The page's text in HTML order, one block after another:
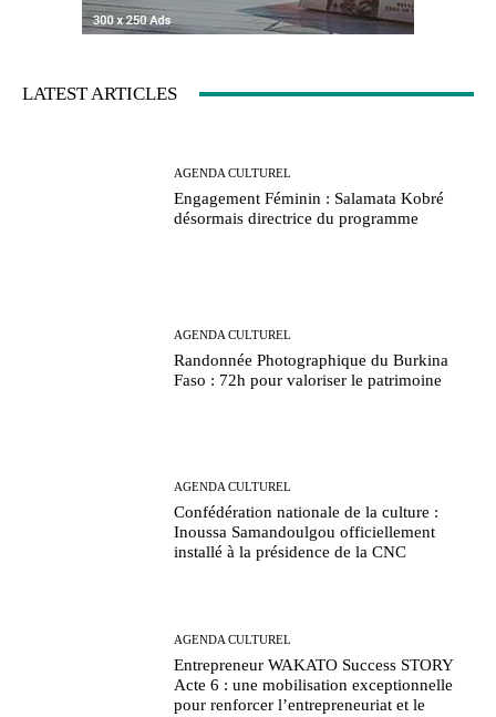
LATEST ARTICLES
AGENDA CULTUREL
Engagement Féminin : Salamata Kobré
désormais directrice du programme
AGENDA CULTUREL
Randonnée Photographique du Burkina
Faso : 72h pour valoriser le patrimoine
AGENDA CULTUREL
Confédération nationale de la culture :
Inoussa Samandoulgou officiellement
installé à la présidence de la CNC
AGENDA CULTUREL
Entrepreneur WAKATO Success STORY
Acte 6 : une mobilisation exceptionnelle
pour renforcer l’entrepreneuriat et le